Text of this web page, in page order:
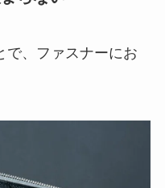
で、ファスナーにお